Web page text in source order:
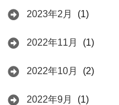
2023年2月 (1)
2022年11月 (1)
2022年10月 (2)
2022年9月 (1)